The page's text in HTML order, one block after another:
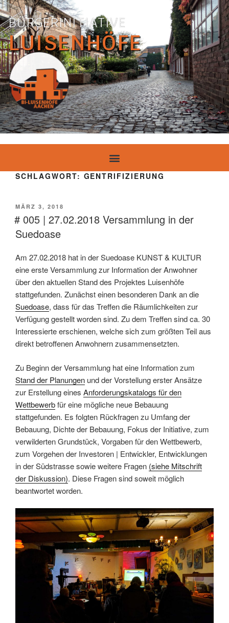
BÜRGERINITIATIVE
LUISENHÖFE
SCHLAGWORT: GENTRIFIZIERUNG
MÄRZ 3, 2018
# 005 | 27.02.2018 Versammlung in der
Suedoase
Am 27.02.2018 hat in der Suedoase KUNST & KULTUR
eine erste Versammlung zur Information der Anwohner
über den aktuellen Stand des Projektes Luisenhöfe
stattgefunden. Zunächst einen besonderen Dank an die
Suedoase, dass für das Treffen die Räumlichkeiten zur
Verfügung gestellt worden sind. Zu dem Treffen sind ca. 30
Interessierte erschienen, welche sich zum größten Teil aus
direkt betroffenen Anwohnern zusammensetzten.
Zu Beginn der Versammlung hat eine Information zum
Stand der Planungen und der Vorstellung erster Ansätze
zur Erstellung eines Anforderungskatalogs für den
Wettbewerbfür eine mögliche neue Bebauung
stattgefunden. Es folgten Rückfragen zu Umfang der
Bebauung, Dichte der Bebauung, Fokus der Initiative, zum
verwilderten Grundstück, Vorgaben für den Wettbewerb,
zum Vorgehen der Investoren | Entwickler, Entwicklungen
in der Südstrasse sowie weitere Fragen (siehe Mitschrift
der Diskussion). Diese Fragen sind soweit möglich
beantwortet worden.